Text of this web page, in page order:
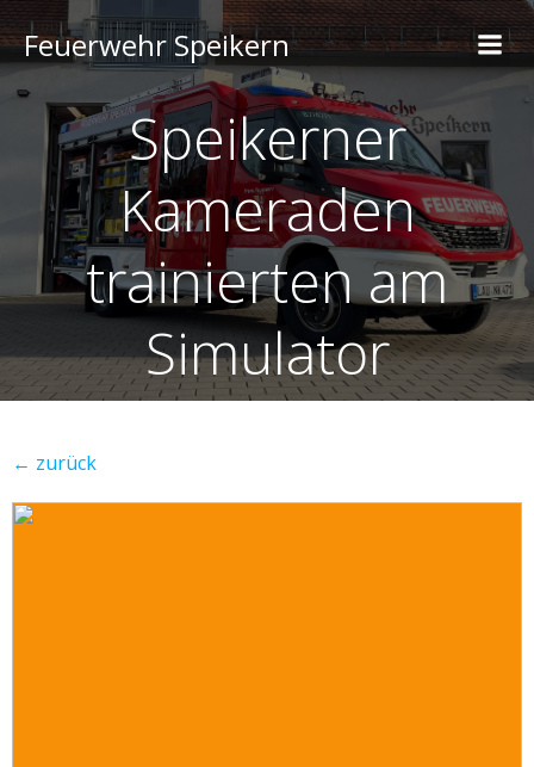
Feuerwehr Speikern
Speikerner
Kameraden
trainierten am
Simulator
← zurück